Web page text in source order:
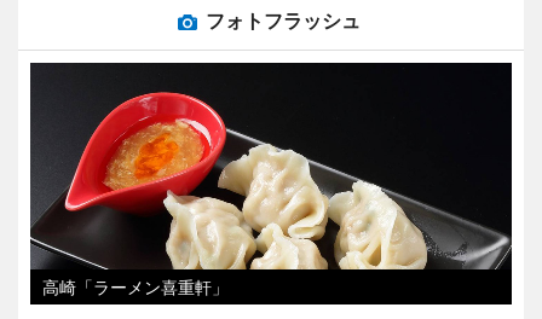
フォトフラッシュ
高崎「ラーメン喜重軒」